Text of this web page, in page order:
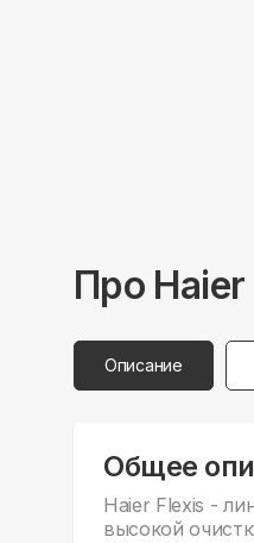
Про Haier
Описание
Общее
Haier Flexis -
высокой